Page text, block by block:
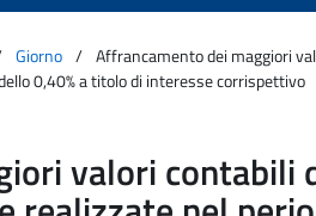
Giorno
Affrancamento dei maggiori
0,40% a titolo di interesse corrispettivo
valori